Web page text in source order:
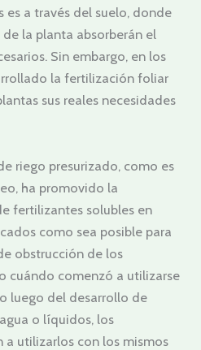
es a través del suelo, donde
la planta absorberán el
Sin embargo, en los
la fertilización foliar
sus reales necesidades
riego presurizado, como es
ha promovido la
fertilizantes solubles en
como sea posible para
obstrucción de los
cuándo comenzó a utilizarse
luego del desarrollo de
o líquidos, los
a utilizarlos con los mismos